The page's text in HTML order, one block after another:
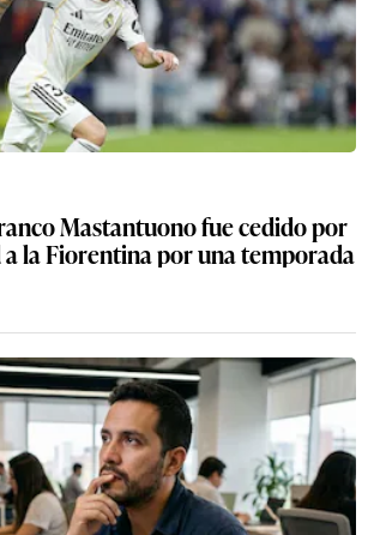
Mastantuono fue cedido por
la Fiorentina por una temporada